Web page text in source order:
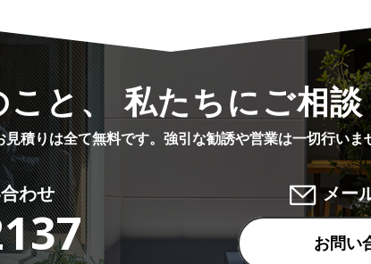
と、 私たちにご相
積りは全て無料です。 強引な勧誘や営業は一切行いま
わせ メー
お問い